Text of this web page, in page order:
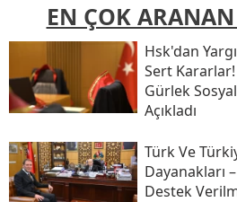
EN ÇOK
Hsk'dan
Sert Kararlar!
Gürlek
Açıkladı
Türk Ve
Dayanakları
Destek